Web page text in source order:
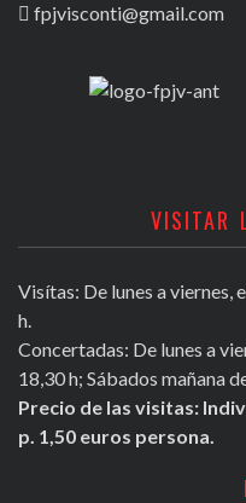
fpjvisconti@gmail.com
VISITAR
Visítas: De lunes a viernes,
h.
Concertadas: De lunes a
18,30 h; Sábados mañana
Precio de las visitas:
p. 1,50 euros persona.